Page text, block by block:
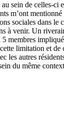
sein de celles-ci
m’ont
sociales dans le
à venir. Un
membres
limitation et
les autres
du même